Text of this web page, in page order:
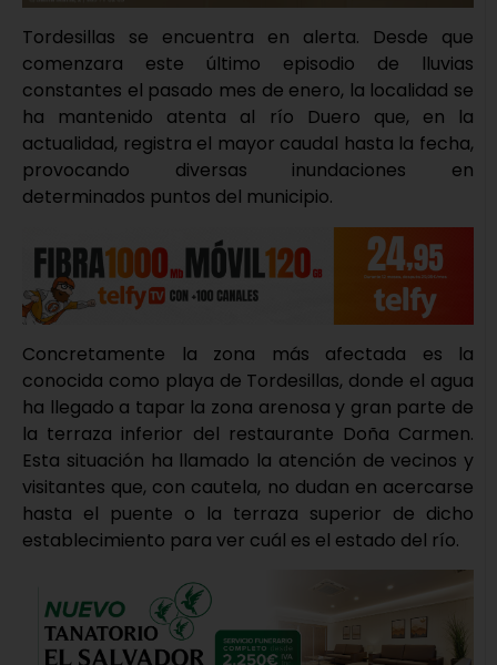
Tordesillas se encuentra en alerta. Desde que
comenzara este último episodio de lluvias
constantes el pasado mes de enero, la localidad se
ha mantenido atenta al río Duero que, en la
actualidad, registra el mayor caudal hasta la fecha,
provocando diversas inundaciones en
determinados puntos del municipio.
Concretamente la zona más afectada es la
conocida como playa de Tordesillas, donde el agua
ha llegado a tapar la zona arenosa y gran parte de
la terraza inferior del restaurante Doña Carmen.
Esta situación ha llamado la atención de vecinos y
visitantes que, con cautela, no dudan en acercarse
hasta el puente o la terraza superior de dicho
establecimiento para ver cuál es el estado del río.